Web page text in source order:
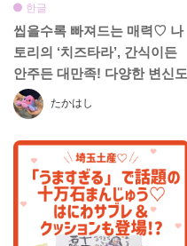
たかはし
한글
씹을수록 빠져드는 매력♡ 나
토리의 ‘치즈타라’, 간식이든
안주든 대만족! 다양한 변신도
맛있어요